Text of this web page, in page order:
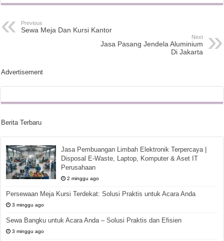
Previous
Sewa Meja Dan Kursi Kantor
Next
Jasa Pasang Jendela Aluminium
Di Jakarta
Advertisement
Berita Terbaru
Jasa Pembuangan Limbah Elektronik Terpercaya |
Disposal E-Waste, Laptop, Komputer & Aset IT
Perusahaan
2 minggu ago
Persewaan Meja Kursi Terdekat: Solusi Praktis untuk Acara Anda
3 minggu ago
Sewa Bangku untuk Acara Anda – Solusi Praktis dan Efisien
3 minggu ago